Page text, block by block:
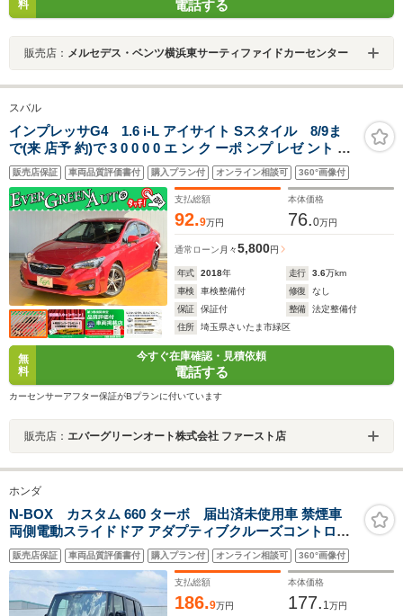
料
電話する
販売店： メルセデス・ベンツ横浜東サーティファイドカーセンター
スバル
インプレッサG4 1.6 i-L アイサイト Sスタイル 8/9ま
で(来 店予 約)で 3 0 0 0 0 エ ン ク ーポ ンプ レゼ ント 禁
煙車 アイサイトVer3 純正SDナビ プッシュスタート サイ
ド/バックカメラ ブラインドスポットモニター パドルシフ
ト 電動パーキング
販売店保証 車両品質評価書付 購入プラン付 オンライン相談可 360°画像付
支払総額
92.9万円
本体価格
76.0万円
通常ローン 月々5,800円
年式 2018年 走行 3.6万km
車検
車検整備付 修復
なし
保証
保証付 整備
法定整備付
住所
埼玉県さいたま市緑区
無
料
今すぐ在庫確認・見積依頼
電話する
カーセンサーアフター保証がBプランに付いています
販売店： エバーグリーンオート株式会社 ファースト店
ホンダ
N-BOX カスタム 660 ターボ 届出済未使用車 禁煙車
両側電動スライドドア アダプティブクルーズコントロー
ル 衝突被害軽減ブレーキ LEDヘッドライト 純正アルミホ
イール 電動パーキングブレーキ オートブレーキホールド
シートヒーター
販売店保証 車両品質評価書付 購入プラン付 オンライン相談可 360°画像付
支払総額
186.9万円
本体価格
177. 1万円